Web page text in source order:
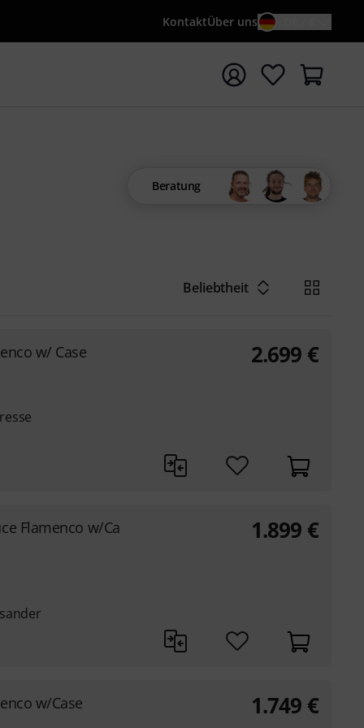
KontaktÜber uns
mit Suchwort {searchTerm} starten
Beratung
Beliebtheit
w/ Case 2.699 €
Flamenco w/Ca 1.899 €
w/Case 1.749 €